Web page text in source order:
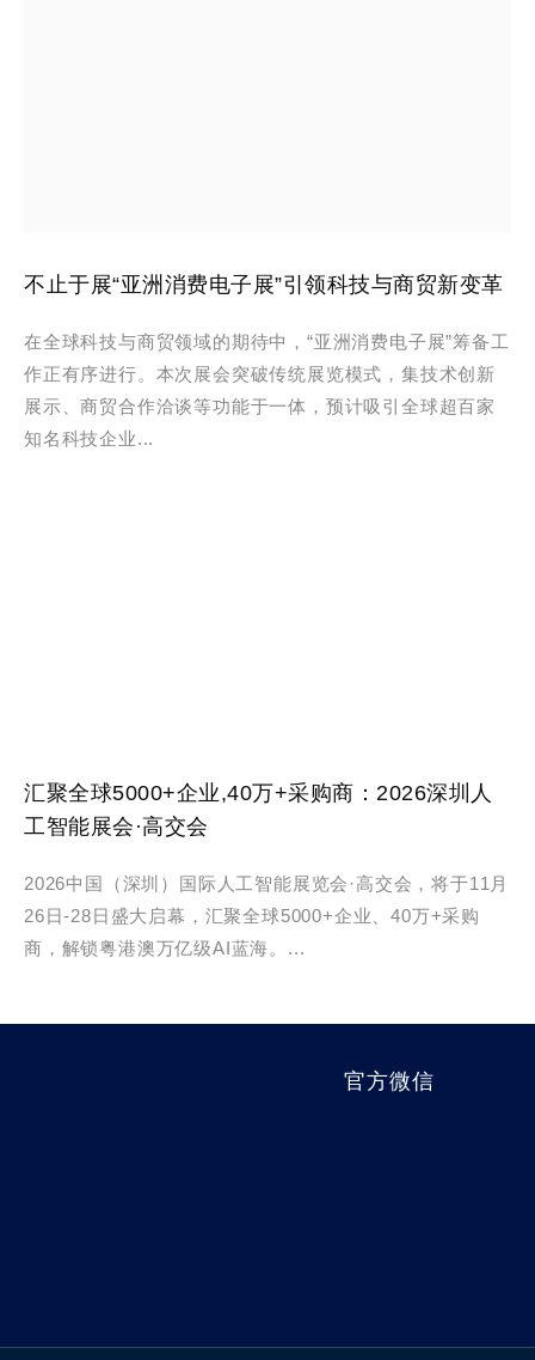
不止于展“亚洲消费电子展”引领科技与商贸新变革
在全球科技与商贸领域的期待中，“亚洲消费电子展”筹备工
作正有序进行。本次展会突破传统展览模式，集技术创新
展示、商贸合作洽谈等功能于一体，预计吸引全球超百家
知名科技企业...
汇聚全球5000+企业,40万+采购商：2026深圳人
工智能展会·高交会
2026中国（深圳）国际人工智能展览会·高交会，将于11月
26日-28日盛大启幕，汇聚全球5000+企业、40万+采购
商，解锁粤港澳万亿级AI蓝海。...
官方微信